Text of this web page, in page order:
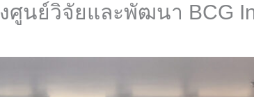
ศูนย์วิจัยและพัฒนา BCG